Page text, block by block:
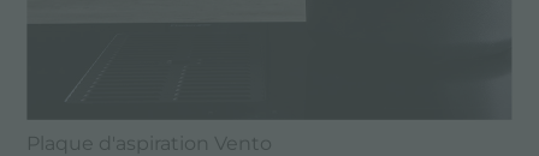
Plaque d'aspiration Vento